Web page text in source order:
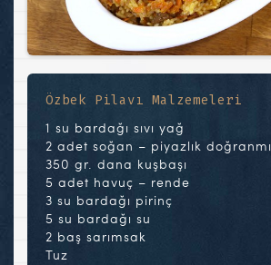
Özbek Pilavı Malzemeleri
1 su bardağı sıvı yağ
2 adet soğan – piyazlık
350 gr. dana kuşbaşı
5 adet havuç – rende
3 su bardağı pirinç
5 su bardağı su
2 baş sarımsak
Tuz